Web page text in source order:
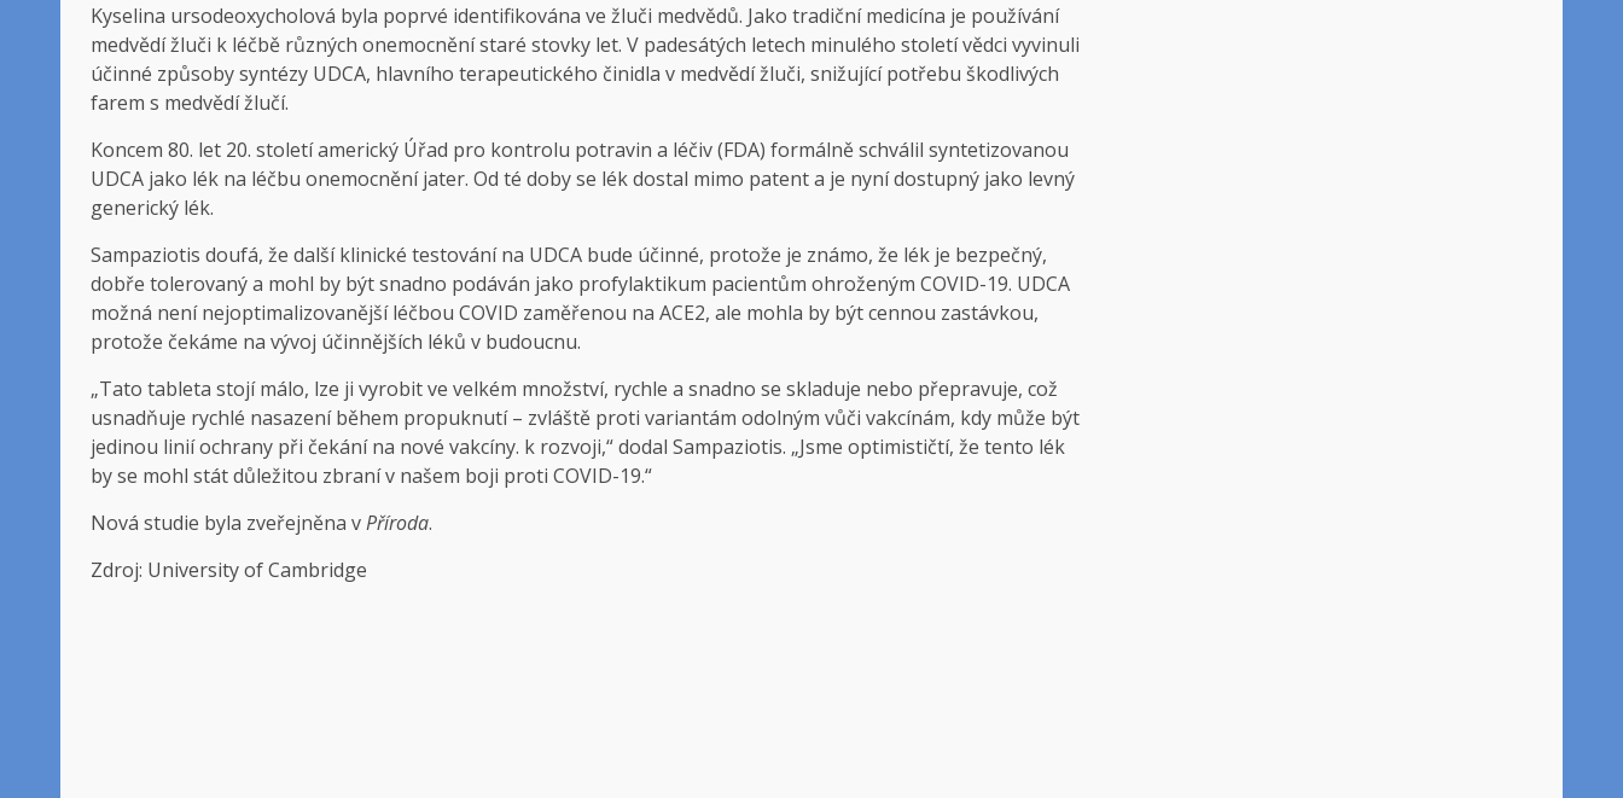
Kyselina ursodeoxycholová byla poprvé identifikována ve žluči medvědů. Jako tradiční medicína je používání
medvědí žluči k léčbě různých onemocnění staré stovky let. V padesátých letech minulého století vědci vyvinuli
účinné způsoby syntézy UDCA, hlavního terapeutického činidla v medvědí žluči, snižující potřebu škodlivých
farem s medvědí žlučí.
Koncem 80. let 20. století americký Úřad pro kontrolu potravin a léčiv (FDA) formálně schválil syntetizovanou
UDCA jako lék na léčbu onemocnění jater. Od té doby se lék dostal mimo patent a je nyní dostupný jako levný
generický lék.
Sampaziotis doufá, že další klinické testování na UDCA bude účinné, protože je známo, že lék je bezpečný,
dobře tolerovaný a mohl by být snadno podáván jako profylaktikum pacientům ohroženým COVID-19. UDCA
možná není nejoptimalizovanější léčbou COVID zaměřenou na ACE2, ale mohla by být cennou zastávkou,
protože čekáme na vývoj účinnějších léků v budoucnu.
„Tato tableta stojí málo, lze ji vyrobit ve velkém množství, rychle a snadno se skladuje nebo přepravuje, což
usnadňuje rychlé nasazení během propuknutí – zvláště proti variantám odolným vůči vakcínám, kdy může být
jedinou linií ochrany při čekání na nové vakcíny. k rozvoji,“ dodal Sampaziotis. „Jsme optimističtí, že tento lék
by se mohl stát důležitou zbraní v našem boji proti COVID-19.“
Nová studie byla zveřejněna vPříroda.
Zdroj: University of Cambridge